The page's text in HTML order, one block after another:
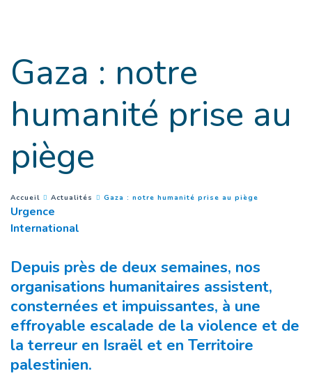
Gaza : notre
humanité prise au
piège
You are here :
Accueil Actualités Gaza : notre humanité prise au piège
Urgence
International
Depuis près de deux semaines, nos
organisations humanitaires assistent,
consternées et impuissantes, à une
effroyable escalade de la violence et de
la terreur en Israël et en Territoire
palestinien.